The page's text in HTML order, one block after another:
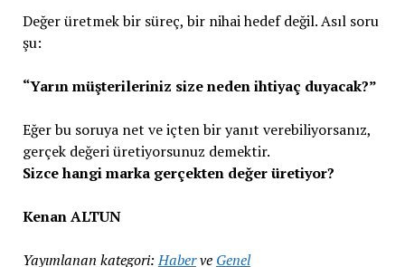
Değer üretmek bir süreç, bir nihai hedef değil. Asıl soru
şu:
“Yarın müşterileriniz size neden ihtiyaç duyacak?”
Eğer bu soruya net ve içten bir yanıt verebiliyorsanız,
gerçek değeri üretiyorsunuz demektir.
Sizce hangi marka gerçekten değer üretiyor?
Kenan ALTUN
Yayımlanan kategori: Haberve Genel